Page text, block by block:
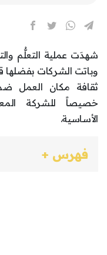
شهدَت عملية التعلُّم
وباتت الشركات بفضلها
ثقافة مكان العمل
خصيصاً للشركة
الأساسية.
فهرس +